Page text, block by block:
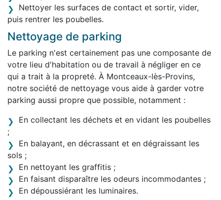
Nettoyer les surfaces de contact et sortir, vider,
puis rentrer les poubelles.
Nettoyage de parking
Le parking n'est certainement pas une composante de
votre lieu d'habitation ou de travail à négliger en ce
qui a trait à la propreté. À Montceaux-lès-Provins,
notre société de nettoyage vous aide à garder votre
parking aussi propre que possible, notamment :
En collectant les déchets et en vidant les poubelles
;
En balayant, en décrassant et en dégraissant les
sols ;
En nettoyant les graffitis ;
En faisant disparaître les odeurs incommodantes ;
En dépoussiérant les luminaires.